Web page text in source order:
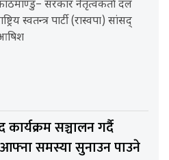
सरकार नेतृत्वकर्ता दल
स्वतन्त्र पार्टी (रास्वपा) सांसद्
कार्यक्रम सञ्चालन गर्दै
आफ्ना समस्या सुनाउन पाउने